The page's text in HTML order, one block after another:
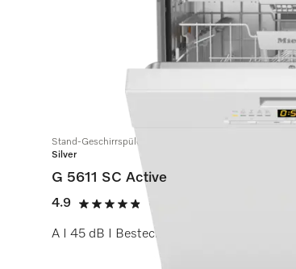
Stand-Geschirrspüler
Silver
G 5611 SC Active
4.9
4.9 Sterne von 5
(21 Bewertungen)
A I 45 dB I Besteckschublade I Comfort